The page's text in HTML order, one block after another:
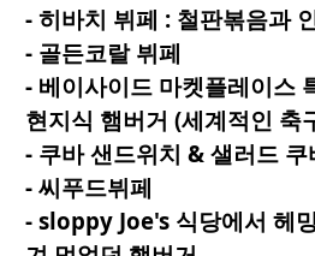
- 히바치 뷔페 : 철판볶음과
- 골든코랄뷔페
- 베이사이드 마켓플레이스
현지식 햄버거 (세계적인 축
- 쿠바 샌드위치 & 샐러드 쿠
- 씨푸드뷔페
- sloppy Joe's 식당에서 헤